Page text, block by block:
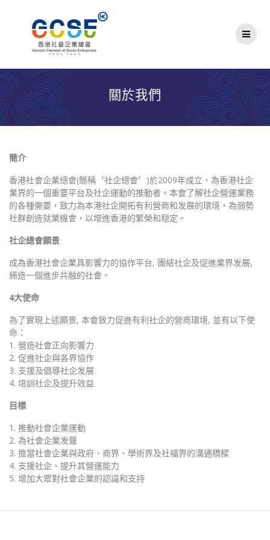
關於我們
簡介
香港社會企業總會(簡稱〝社企總會〞)於2009年成立，為香港社企
業界的一個重要平台及社企運動的推動者。本會了解社企營運業務
的各種需要，致力為本港社企開拓有利營商和发展的環境，為弱勢
社群創造就業機會，以增進香港的繁榮和穏定。
社企總會願景
成為香港社會企業具影響力的協作平台, 團結社企及促進業界发展,
締造一個進步共融的社會。
4大使命
為了實現上述願景, 本會致力促進有利社企的營商環境, 並有以下使
命：
1. 營造社會正向影響力
2. 促進社企與各界協作
3. 支援及倡導社企发展
4. 培訓社企及提升效益
目標
1. 推動社會企業運動
2. 為社會企業发聲
3. 擔當社會企業與政府、商界、學術界及社福界的溝通橋樑
4. 支援社企、提升其營運能力
5. 增加大眾對社會企業的認識和支持